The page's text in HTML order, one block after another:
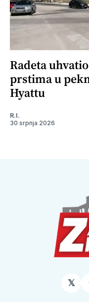
Radeta
prstima u
Hyattu
R.I.
30 srpnja 2026
𝕏